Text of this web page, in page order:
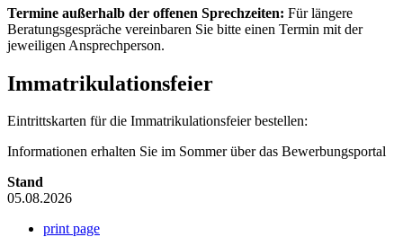
Termine außerhalb der offenen Sprechzeiten: Für längere
Beratungsgespräche vereinbaren Sie bitte einen Termin mit der
jeweiligen Ansprechperson.
Immatrikulationsfeier
Eintrittskarten für die Immatrikulationsfeier bestellen:
Informationen erhalten Sie im Sommer über das Bewerbungsportal
Stand
05.08.2026
print page